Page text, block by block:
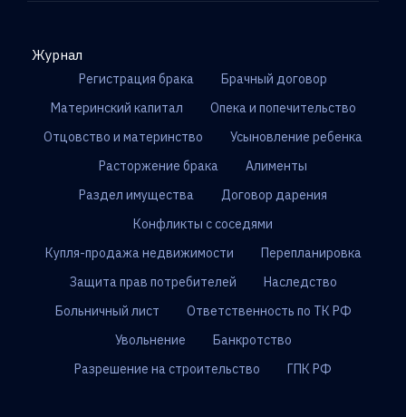
Журнал
Регистрация брака
Брачный договор
Материнский капитал
Опека и попечительство
Отцовство и материнство
Усыновление ребенка
Расторжение брака
Алименты
Раздел имущества
Договор дарения
Конфликты с соседями
Купля-продажа недвижимости
Перепланировка
Защита прав потребителей
Наследство
Больничный лист
Ответственность по ТК РФ
Увольнение
Банкротство
Разрешение на строительство
ГПК РФ